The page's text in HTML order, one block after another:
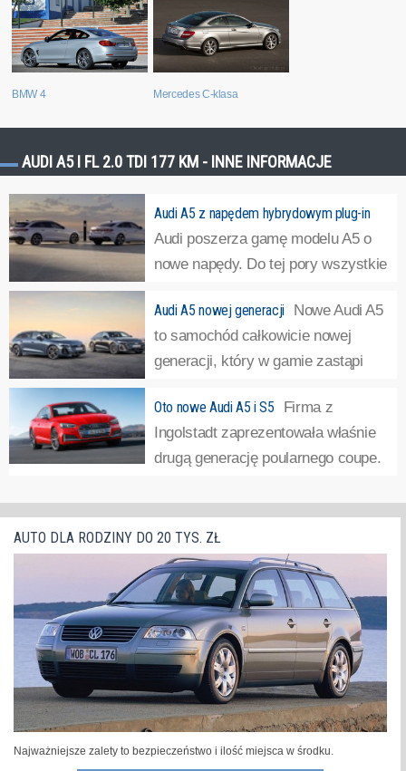
BMW 4 Mercedes C-klasa
AUDI A5 I FL 2.0 TDI 177 KM - INNE INFORMACJE
Audi A5 z napędem hybrydowym plug-in
Audi poszerza gamę modelu A5 o
nowe napędy. Do tej pory wszystkie
pomocą układu miękkiej hybrydy. Teraz Audi A5 będzie
można również podłączyć do prądu. »
Audi A5 nowej generacji Nowe Audi A5
to samochód całkowicie nowej
generacji, który w gamie zastąpi
zakresie nazewnictwa. Parzyste cyfry będą przeznaczone
dla samochodów elektrycznych, a nieparzyste -
spalinowych. »
Oto nowe Audi A5 i S5
Firma z
Ingolstadt zaprezentowała właśnie
drugą generację poularnego coupe.
pochwalić większym rozstawem osi i skróconymi zwisami
podkreślającymi usportowiony charakter. Karoseria
zyskała... »
AUTO DLA RODZINY DO 20 TYS. ZŁ
Najważniejsze zalety to bezpieczeństwo i ilość miejsca w środku.